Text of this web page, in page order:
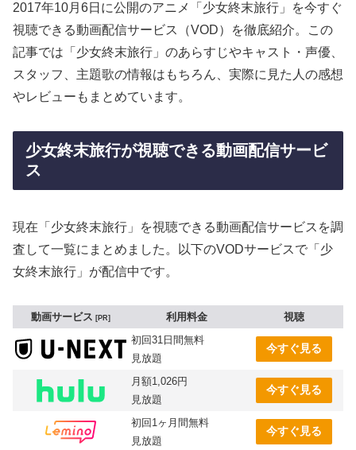
2017年10月6日に公開のアニメ「少女終末旅行」を今すぐ
視聴できる動画配信サービス（VOD）を徹底紹介。この
記事では「少女終末旅行」のあらすじやキャスト・声優、
スタッフ、主題歌の情報はもちろん、実際に見た人の感想
やレビューもまとめています。
少女終末旅行が視聴できる動画配信サービ
ス
現在「少女終末旅行」を視聴できる動画配信サービスを調
査して一覧にまとめました。以下のVODサービスで「少
女終末旅行」が配信中です。
動画サービス PR 利用料金
視聴
初回31日間無料
見放題
今すぐ見る
月額1,026円
見放題
今すぐ見る
初回1ヶ月間無料
見放題
今すぐ見る